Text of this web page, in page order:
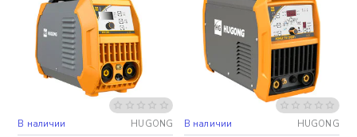
Бесплатная доставка
В наличии HUGONG Бесплатная доставка
В наличии HUGONG